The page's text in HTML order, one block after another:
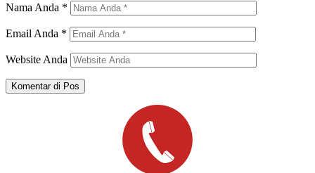
Nama Anda *
Email Anda *
Website Anda